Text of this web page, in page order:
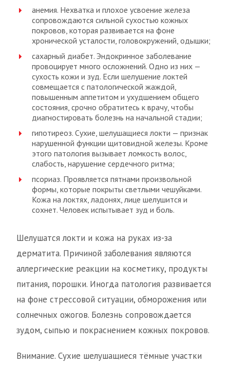
анемия. Нехватка и плохое усвоение железа
сопровождаются сильной сухостью кожных
покровов, которая развивается на фоне
хронической усталости, головокружений, одышки;
сахарный диабет. Эндокринное заболевание
провоцирует много осложнений. Одно из них —
сухость кожи и зуд. Если шелушение локтей
совмещается с патологической жаждой,
повышенным аппетитом и ухудшением общего
состояния, срочно обратитесь к врачу, чтобы
диагностировать болезнь на начальной стадии;
гипотиреоз. Сухие, шелушащиеся локти — признак
нарушенной функции щитовидной железы. Кроме
этого патология вызывает ломкость волос,
слабость, нарушение сердечного ритма;
псориаз. Проявляется пятнами произвольной
формы, которые покрыты светлыми чешуйками.
Кожа на локтях, ладонях, лице шелушится и
сохнет. Человек испытывает зуд и боль.
Шелушатся локти и кожа на руках из-за
дерматита. Причиной заболевания являются
аллергические реакции на косметику, продукты
питания, порошки. Иногда патология развивается
на фоне стрессовой ситуации, обморожения или
солнечных ожогов. Болезнь сопровождается
зудом, сыпью и покраснением кожных покровов.
Внимание. Сухие шелушащиеся тёмные участки